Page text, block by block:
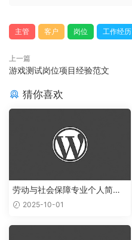
主管 客户 岗位 工作经历
上一篇
游戏测试岗位项目经验范文
猜你喜欢
劳动与社会保障专业个人简历
范文2025-10-01